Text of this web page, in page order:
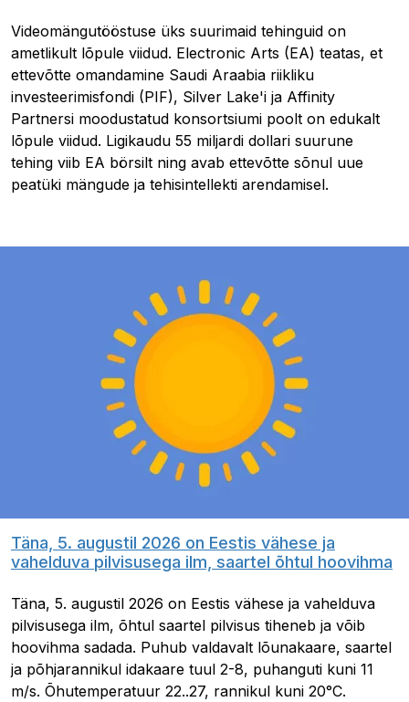
Videomängutööstuse üks suurimaid tehinguid on
ametlikult lõpule viidud. Electronic Arts (EA) teatas, et
ettevõtte omandamine Saudi Araabia riikliku
investeerimisfondi (PIF), Silver Lake'i ja Affinity
Partnersi moodustatud konsortsiumi poolt on edukalt
lõpule viidud. Ligikaudu 55 miljardi dollari suurune
tehing viib EA börsilt ning avab ettevõtte sõnul uue
peatüki mängude ja tehisintellekti arendamisel.
Täna, 5. augustil 2026 on Eestis vähese ja
vahelduva pilvisusega ilm, saartel õhtul hoovihma
Täna, 5. augustil 2026 on Eestis vähese ja vahelduva
pilvisusega ilm, õhtul saartel pilvisus tiheneb ja võib
hoovihma sadada. Puhub valdavalt lõunakaare, saartel
ja põhjarannikul idakaare tuul 2-8, puhanguti kuni 11
m/s. Õhutemperatuur 22..27, rannikul kuni 20°C.